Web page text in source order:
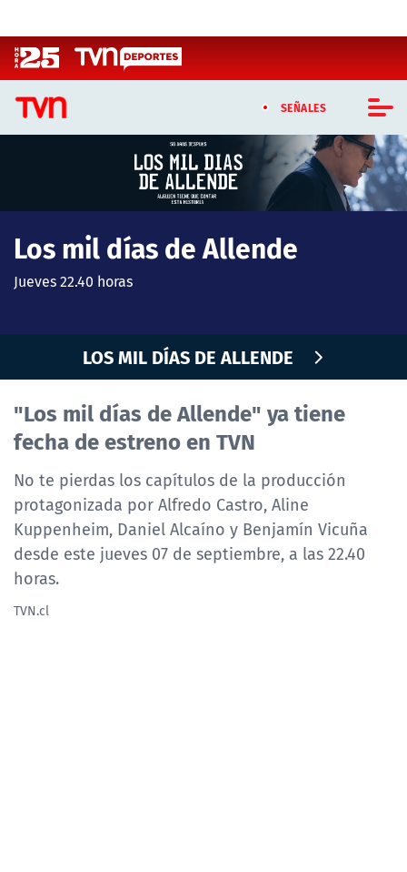
SEÑALES
CASTING MASTERCHEF CHILE
CASTING TVN VERTICAL
TVN VERTICAL
PROGRAMAS
TELESERIES
NTV
ACTUALIDAD Y TENDENCIAS
CORPORATIVO Y TRANSPARENCIA
CANAL DE DENUNCIAS
ÁREA DE PROYECTOS
Los mil días de Allende
Jueves 22.40 horas
LOS MIL DÍAS DE ALLENDE
"Los mil días de Allende" ya tiene
fecha de estreno en TVN
No te pierdas los capítulos de la producción
protagonizada por Alfredo Castro, Aline
Kuppenheim, Daniel Alcaíno y Benjamín Vicuña
desde este jueves 07 de septiembre, a las 22.40
horas.
TVN.cl